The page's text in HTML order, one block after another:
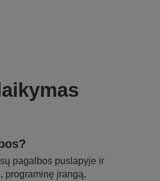
pagalbos puslapyje ir
programinę įrangą,